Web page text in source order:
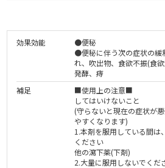
効果効能
●便秘
●便秘に伴う次の症状の緩
れ、吹出物、食欲不振(食
発酵、痔
補足
■使用上の注意■
してはいけないこと
(守らないと現在の症状が
やすくなります)
1.本剤を服用している間は
ください
他の瀉下薬(下剤)
2.大量に服用しないでくだ